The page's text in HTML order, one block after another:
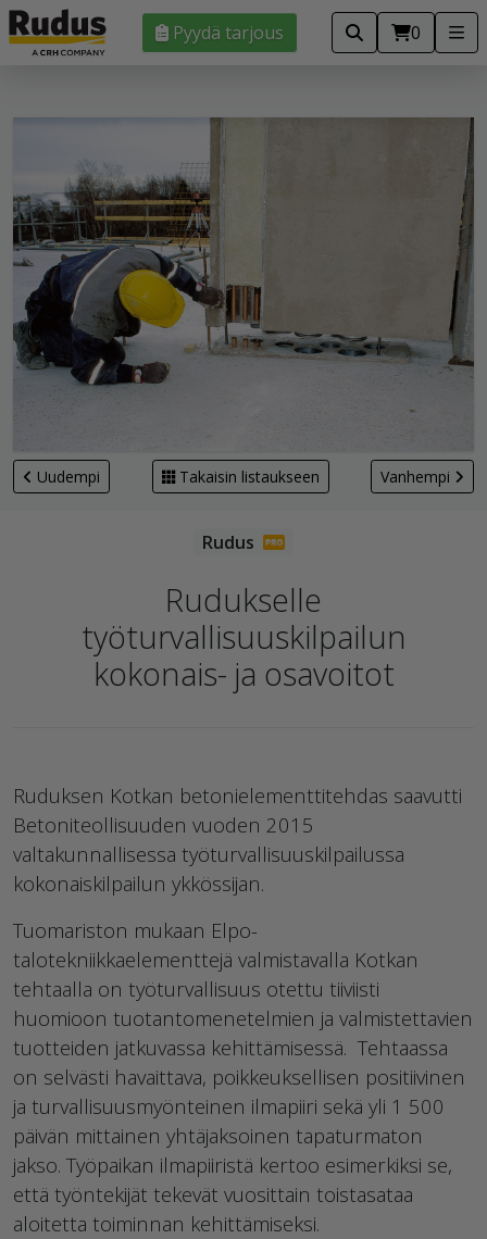
Pyydä tarjous 0
Uudempi Takaisin listaukseen Vanhempi
Rudukselle
työturvallisuuskilpailun
kokonais- ja osavoitot
Ruduksen Kotkan betonielementtitehdas saavutti
Betoniteollisuuden vuoden 2015
valtakunnallisessa työturvallisuuskilpailussa
kokonaiskilpailun ykkössijan.
Tuomariston mukaan Elpo-
talotekniikkaelementtejä valmistavalla Kotkan
tehtaalla on työturvallisuus otettu tiiviisti
huomioon tuotantomenetelmien ja valmistettavien
tuotteiden jatkuvassa kehittämisessä. Tehtaassa
on selvästi havaittava, poikkeuksellisen positiivinen
ja turvallisuusmyönteinen ilmapiiri sekä yli 1 500
päivän mittainen yhtäjaksoinen tapaturmaton
jakso. Työpaikan ilmapiiristä kertoo esimerkiksi se,
että työntekijät tekevät vuosittain toistasataa
aloitetta toiminnan kehittämiseksi.